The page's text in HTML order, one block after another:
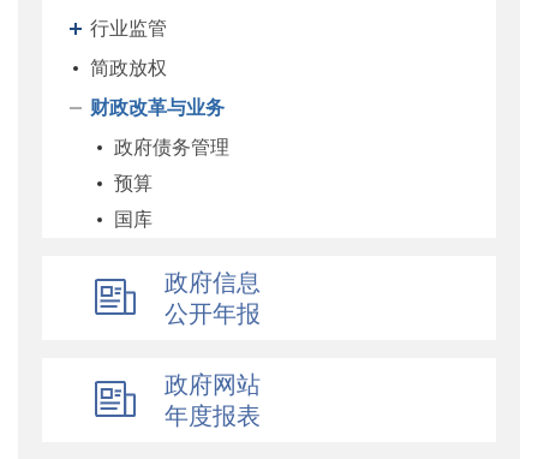
行业监管
简政放权
财政改革与业务
政府债务管理
预算
国库
科教和文化
农业农村
自然资源和生态环境
政府信息
公开年报
政府网站
年度报表